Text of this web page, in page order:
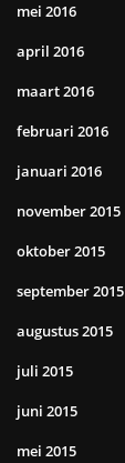
mei 2016
april 2016
maart 2016
februari 2016
januari 2016
november 2015
oktober 2015
september 2015
augustus 2015
juli 2015
juni 2015
mei 2015